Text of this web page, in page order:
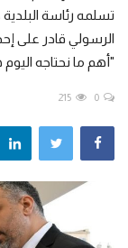
تقارير
منوعات
مجلة السراج
من نحن
اتصل بنا
تسلمه رئاسة
الرسولي قادر على
"أهم ما نحتاجه
0
215